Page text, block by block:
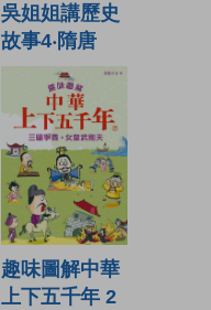
吳姐姐講歷史
故事4‧隋唐
趣味圖解中華
上下五千年 2